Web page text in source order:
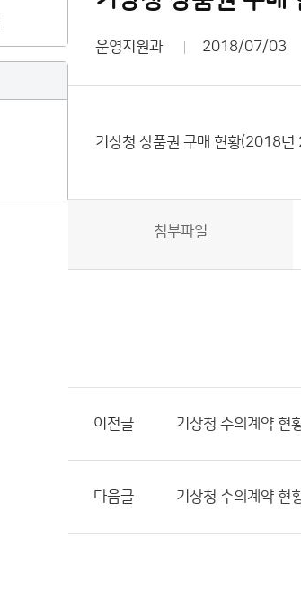
운영지원과 2018/07/03
기상청 상품권 구매 현황(2018년
첨부파일
이전글 기상청 수의계약 현
다음글 기상청 수의계약 현